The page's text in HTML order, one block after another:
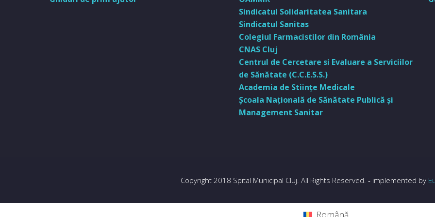
Sindicatul Solidaritatea Sanitara
Sindicatul Sanitas
Colegiul Farmacistilor din România
CNAS Cluj
Centrul de Cercetare si Evaluare a Serviciilor
de Sănătate (C.C.E.S.S.)
Academia de Stiinţe Medicale
Şcoala Naţională de Sănătate Publică şi
Management Sanitar
Copyright 2018 Spital Municipal Cluj. All Rights Reserved. - implemented by
Română